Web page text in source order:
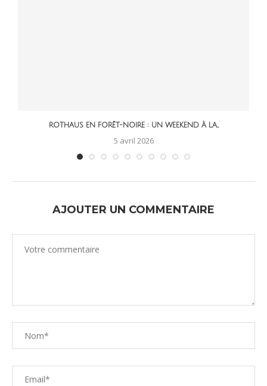
ROTHAUS EN FORÊT-NOIRE : UN WEEKEND À LA...
5 avril 2026
AJOUTER UN COMMENTAIRE